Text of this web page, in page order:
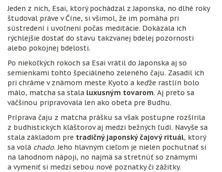
Jeden z nich, Esai, ktorý pochádzal z Japonska, no dlhé roky
študoval práve v Číne, si všimol, že im pomáha pri
sústredení i uvoľnení počas meditácie. Dokázala ich
rýchlejšie dostať do stavu takzvanej bdelej pozornosti
alebo pokojnej bdelosti.
Po niekoľkých rokoch sa Esai vrátil do Japonska aj so
semienkami tohto špeciálneho zeleného čaju. Zasadil ich
pri chráme v známom meste Kyoto a keďže rastlín bolo
málo, matcha sa stala luxusným tovarom. Aj preto sa
väčšinou pripravovala len ako obeta pre Budhu.
Príprava čaju z matcha prášku sa však postupne rozšírila
z budhistických kláštorov aj medzi bežných ľudí. Navyše sa
stala základom pre tradičný japonský čajový rituál, ktorý
sa volá chado. Jeho hlavným cieľom je nielen pochutnať si
na lahodnom nápoji, no najmä sa stretnúť so známymi
a vymeniť si medzi sebou nové poznatky či zážitky.